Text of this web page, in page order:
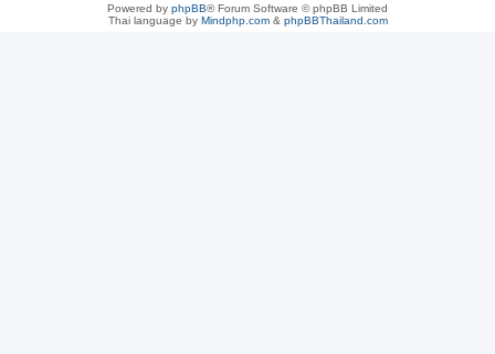
Powered by phpBB® Forum Software © phpBB Limited
Thai language by Mindphp.com& phpBBThailand.com